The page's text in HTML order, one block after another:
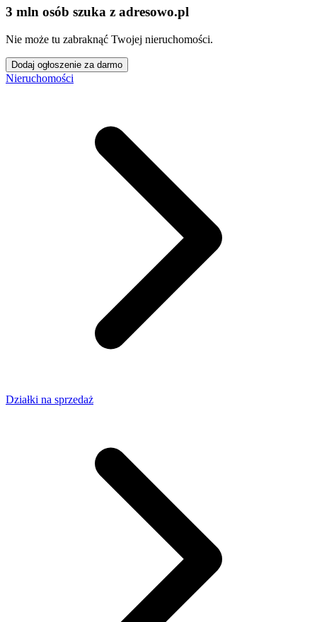
3 mln osób szuka z adresowo.pl
Nie może tu zabraknąć Twojej nieruchomości.
Dodaj ogłoszenie za darmo
Nieruchomości
Działki na sprzedaż